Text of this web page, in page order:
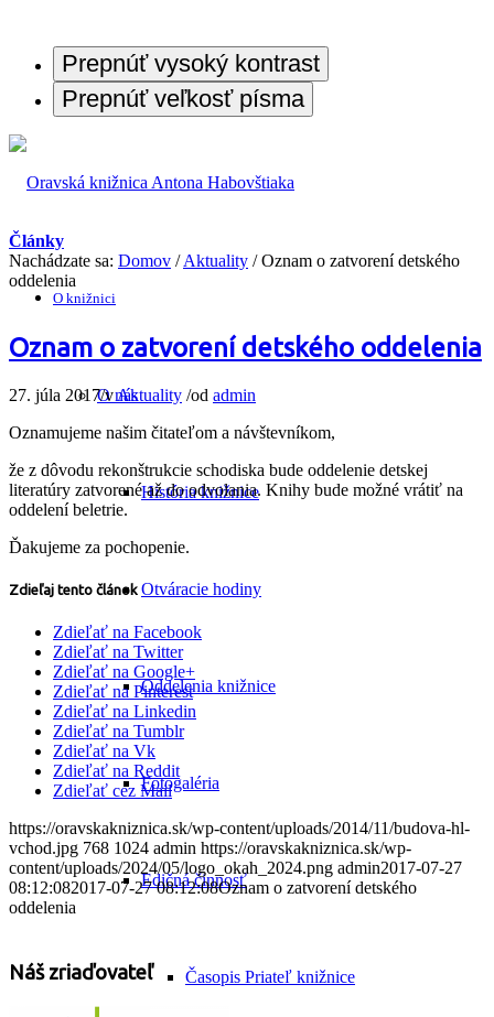
Prepnúť vysoký kontrast
Prepnúť veľkosť písma
O knižnici
O nás
História knižnice
Otváracie hodiny
Oddelenia knižnice
Fotogaléria
Edičná činnosť
Časopis Priateľ knižnice
Články
Nachádzate sa: Domov / Aktuality / Oznam o zatvorení detského
oddelenia
Oznam o zatvorení detského oddelenia
27. júla 2017/vAktuality /od admin
Oznamujeme našim čitateľom a návštevníkom,
že z dôvodu rekonštrukcie schodiska bude oddelenie detskej
literatúry zatvorené až do odvolania. Knihy bude možné vrátiť na
oddelení beletrie.
Ďakujeme za pochopenie.
Zdieľaj tento článok
Zdieľať na Facebook
Zdieľať na Twitter
Zdieľať na Google+
Zdieľať na Pinterest
Zdieľať na Linkedin
Zdieľať na Tumblr
Zdieľať na Vk
Zdieľať na Reddit
Zdieľať cez Mail
https://oravskakniznica.sk/wp-content/uploads/2014/11/budova-hl-
vchod.jpg 768 1024 admin https://oravskakniznica.sk/wp-
content/uploads/2024/05/logo_okah_2024.png admin2017-07-27
08:12:082017-07-27 08:12:08Oznam o zatvorení detského
oddelenia
Náš zriaďovateľ